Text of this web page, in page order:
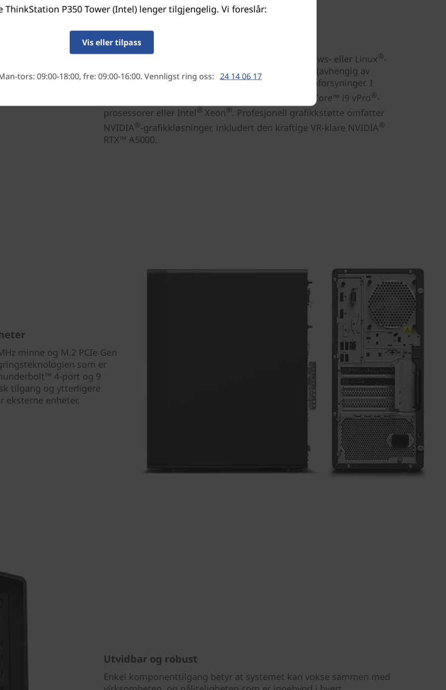
Kan tilpasses din arbeidsflyt
ThinkStation P350 Tower tilbyr valg mellom Windows- eller Linux®-
operativsystem, valg av ECC- eller ikke-ECC-minne (avhengig av
prosessorvalg), og valg mellom høyeffektive strømforsyninger. I
Core™ i9 vPro®-
prosessorer eller Intel® Xeon®. Profesjonell grafikkstøtte omfatter
NVIDIA®-grafikkløsninger, inkludert den kraftige VR-klare NVIDIA®
RTX™ A5000.
minne og M.2 PCIe Gen
som er
4-port og 9
tilgang og ytterligere
enheter.
Utvidbar og robust
Enkel komponenttilgang betyr at systemet kan vokse sammen med
ThinkStation P350 Tower (Intel) lenger tilgjengelig. Vi foreslår:
Vis eller tilpass
tors: 09:00-18:00, fre: 09:00-16:00. Vennligst ring oss: 24 14 06 17